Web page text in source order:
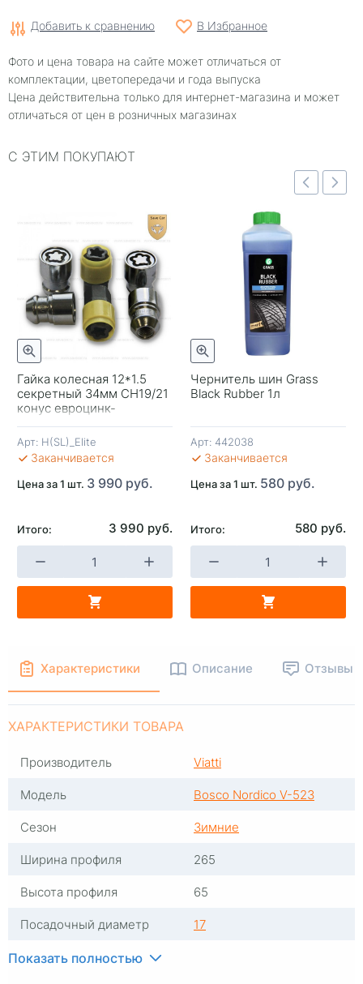
Добавить к сравнению В Избранное
Фото и цена товара на сайте может отличаться от
комплектации, цветопередачи и года выпуска
Цена действительна только для интернет-магазина и может
отличаться от цен в розничных магазинах
С ЭТИМ ПОКУПАЮТ
Гайка колесная 12*1.5
секретный 34мм CH19/21
конус евроцинк-
вращ.кольцо Премиум
Арт: H(SL)_Elite
Заканчивается
Цена за 1 шт. 3 990 руб.
Итого: 3 990 руб.
Чернитель шин Grass
Black Rubber 1л
Арт: 442038
Заканчивается
Цена за 1 шт. 580 руб.
Итого: 580 руб.
Быстрый просмотр
-
Быстрый просмотр
Характеристики Описание Отзывы
ХАРАКТЕРИСТИКИ ТОВАРА
Производитель
Viatti
Модель
Bosco Nordico V-523
Сезон
Зимние
Ширина профиля
265
Высота профиля
65
Посадочный диаметр
17
Индекс скорости
Показать полностью